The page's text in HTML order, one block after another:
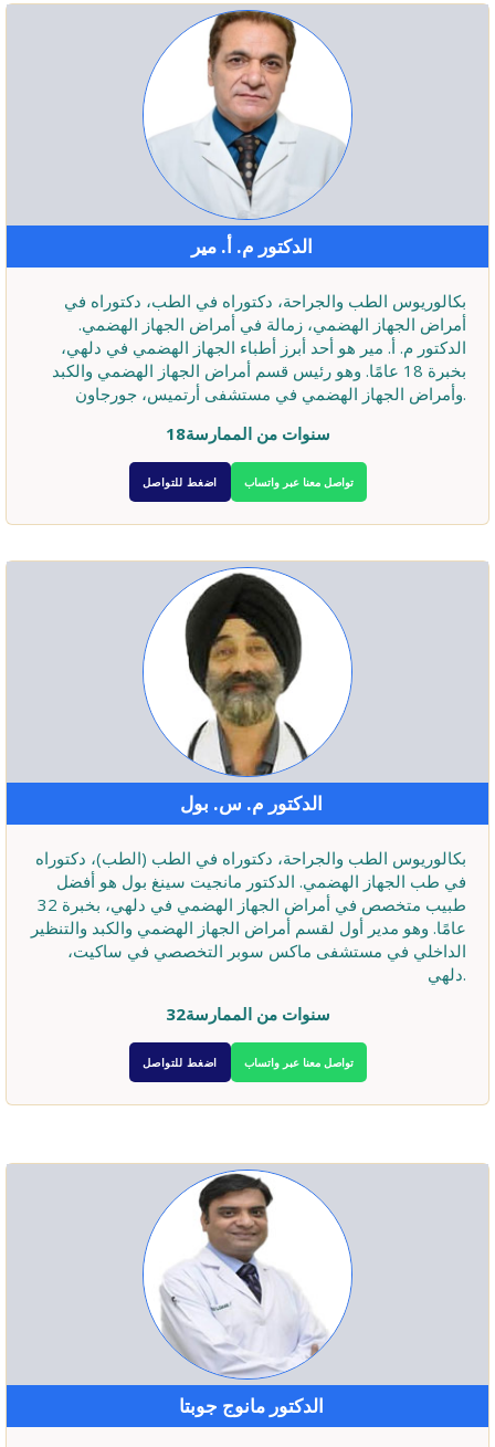
الدكتور م. أ. مير
بكالوريوس الطب والجراحة، دكتوراه في الطب، دكتوراه في
أمراض الجهاز الهضمي، زمالة في أمراض الجهاز الهضمي.
الدكتور م. أ. مير هو أحد أبرز أطباء الجهاز الهضمي في دلهي،
بخبرة 18 عامًا. وهو رئيس قسم أمراض الجهاز الهضمي والكبد
وأمراض الجهاز الهضمي في مستشفى أرتميس، جورجاون.
18سنوات من الممارسة
اضغط للتواصل تواصل معنا عبر واتساب
الدكتور م. س. بول
بكالوريوس الطب والجراحة، دكتوراه في الطب (الطب)، دكتوراه
في طب الجهاز الهضمي. الدكتور مانجيت سينغ بول هو أفضل
طبيب متخصص في أمراض الجهاز الهضمي في دلهي، بخبرة 32
عامًا. وهو مدير أول لقسم أمراض الجهاز الهضمي والكبد والتنظير
الداخلي في مستشفى ماكس سوبر التخصصي في ساكيت،
دلهي.
32سنوات من الممارسة
اضغط للتواصل تواصل معنا عبر واتساب
الدكتور مانوج جوبتا